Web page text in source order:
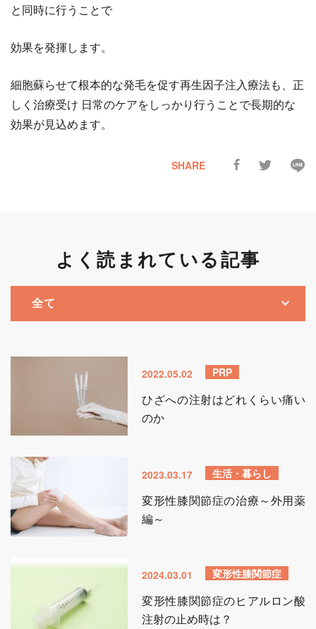
と同時に行うことで
効果を発揮します。
細胞蘇らせて根本的な発毛を促す再生因子注入療法も、正
しく治療受け 日常のケアをしっかり行うことで長期的な
効果が見込めます。
SHARE
よく読まれている記事
2022.05.02 PRP
ひざへの注射はどれくらい痛い
のか
2023.03.17 生活・暮らし
変形性膝関節症の治療～外用薬
編～
2024.03.01 変形性膝関節症
変形性膝関節症のヒアルロン酸
注射の止め時は？